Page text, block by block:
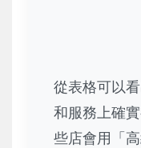
從表格可以
和服務上確
些店會用「